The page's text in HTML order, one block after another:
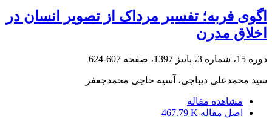
اگوی فربه؛ تفسیر مرداک از تصویر انسان در
اخلاق مدرن
دوره 15، شماره 3، پاییز 1397، صفحه 607-624
سید محمدعلی دیباجی، آسیه حاجی محمدجعفر
مشاهده مقاله
اصل مقاله 467.79 K